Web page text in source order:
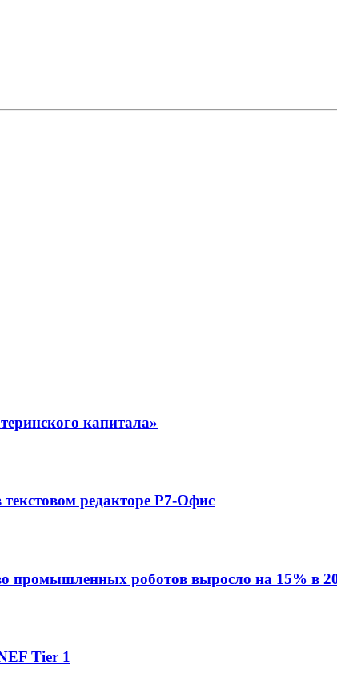
капитала»
редакторе Р7-Офис
промышленных роботов выросло на 15% в
Tier 1